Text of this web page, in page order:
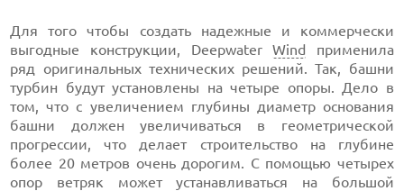
Для того чтобы создать надежные и коммерчески
выгодные конструкции, DeepwaterWind применила
ряд оригинальных технических решений. Так, башни
турбин будут установлены на четыре опоры. Дело в
том, что с увеличением глубины диаметр основания
башни должен увеличиваться в геометрической
прогрессии, что делает строительство на глубине
более 20 метров очень дорогим. С помощью четырех
опор ветряк может устанавливаться на большой